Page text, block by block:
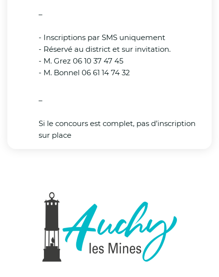
et sensibiliser la population au risque accru
de noyade ;
Ajuster les horaires de travail des agents
Veiller au respect des arrêtés préfectoraux
pris dans le cadre de la vigilance rouge.
L’agence régionale de santé (ARS) maintient,
à la demande du préfet, un dialogue continu
avec les structures médico-sociales
accueillants notamment des personnes
âgées ou en situation de handicap, ainsi
qu’un suivi au cas par cas de la mise en
œuvre des « plans bleus ». Il a été demandé
- Inscriptions par SMS uniquement
- Réservé au district et sur invitation.
- M. Grez 06 10 37 47 45
- M. Bonnel 06 61 14 74 32
Si le concours est complet, pas d’inscription
sur place